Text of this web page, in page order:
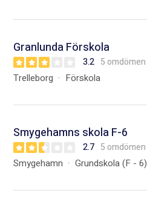
Granlunda Förskola
3.2 5 omdömen
Trelleborg Förskola
Smygehamns skola F-6
2.7 5 omdömen
Smygehamn Grundskola (F - 6)